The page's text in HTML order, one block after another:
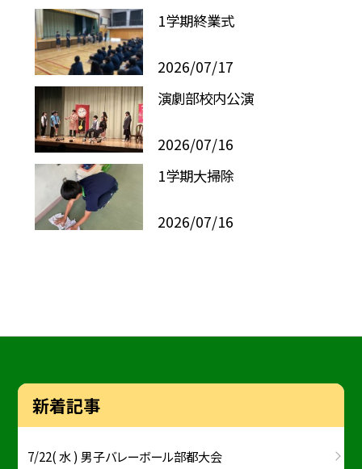
1学期終業式
2026/07/17
演劇部校内公演
2026/07/16
1学期大掃除
2026/07/16
新着記事
7/22( 水 ) 男子バレーボール部都大会